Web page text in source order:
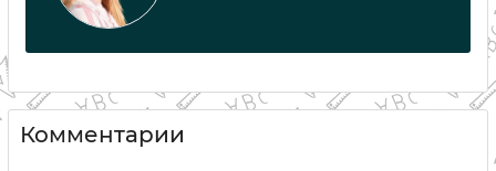
Комментарии